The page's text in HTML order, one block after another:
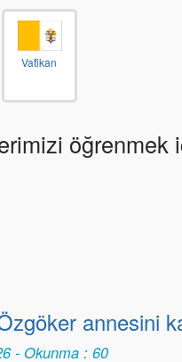
Vati̇kan
öğrenmek
annesini
- Okunma : 60